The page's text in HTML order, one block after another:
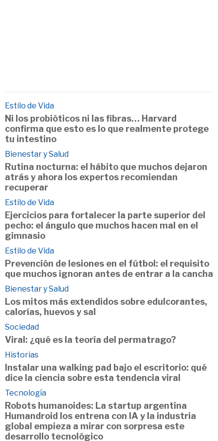
Estilo de Vida
Ni los probióticos ni las fibras… Harvard
confirma que esto es lo que realmente protege
tu intestino
Bienestar y Salud
Rutina nocturna: el hábito que muchos dejaron
atrás y ahora los expertos recomiendan
recuperar
Estilo de Vida
Ejercicios para fortalecer la parte superior del
pecho: el ángulo que muchos hacen mal en el
gimnasio
Estilo de Vida
Prevención de lesiones en el fútbol: el requisito
que muchos ignoran antes de entrar a la cancha
Bienestar y Salud
Los mitos más extendidos sobre edulcorantes,
calorías, huevos y sal
Sociedad
Viral: ¿qué es la teoría del permatrago?
Historias
Instalar una walking pad bajo el escritorio: qué
dice la ciencia sobre esta tendencia viral
Tecnología
Robots humanoides: La startup argentina
Humandroid los entrena con IA y la industria
global empieza a mirar con sorpresa este
desarrollo tecnológico